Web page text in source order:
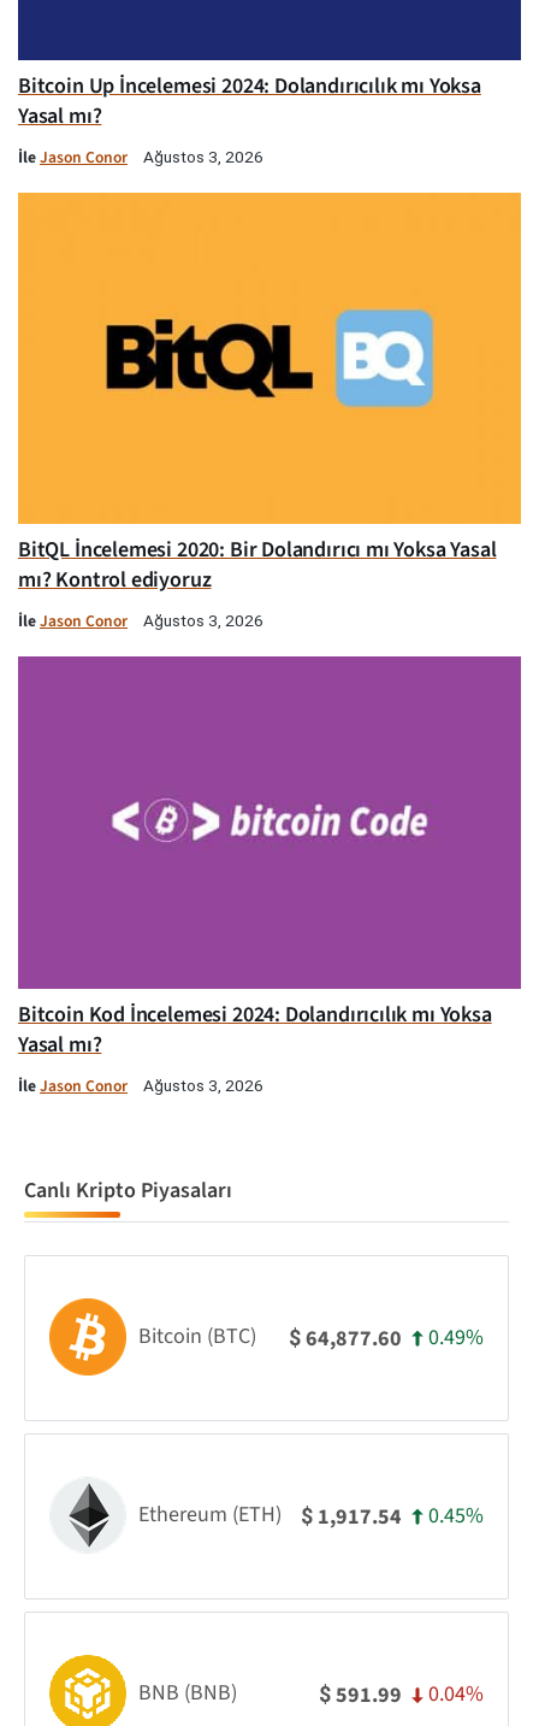
Bitcoin Up İncelemesi 2024: Dolandırıcılık mı Yoksa
Yasal mı?
İleJason Conor Ağustos 3, 2026
BitQL İncelemesi 2020: Bir Dolandırıcı mı Yoksa Yasal
mı? Kontrol ediyoruz
İleJason Conor Ağustos 3, 2026
Bitcoin Kod İncelemesi 2024: Dolandırıcılık mı Yoksa
Yasal mı?
İleJason Conor Ağustos 3, 2026
Canlı Kripto Piyasaları
Bitcoin (BTC) $64,877.60 0.49%
Ethereum (ETH) $ 1,917.54 0.45%
BNB (BNB) $591.99 0.04%